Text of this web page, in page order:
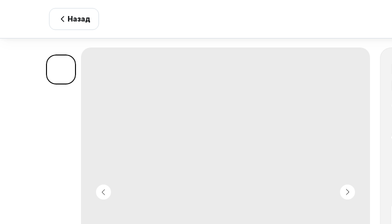
Назад